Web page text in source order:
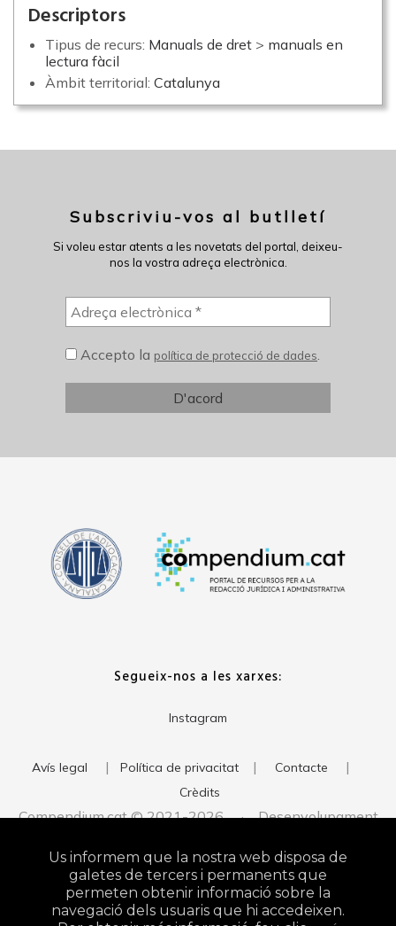
Descriptors
Tipus de recurs: Manuals de dret > manuals en
lectura fàcil
Àmbit territorial: Catalunya
Subscriviu-vos al butlletí
Si voleu estar atents a les novetats del portal, deixeu-
nos la vostra adreça electrònica.
Accepto la política de protecció de dades.
Segueix-nos a les xarxes:
Instagram
Avís legal | Política de privacitat | Contacte |
Crèdits
Compendium.cat © 2021-2026 · Desenvolupament
Studio
Us informem que la nostra web disposa de
galetes de tercers i permanents que
permeten obtenir informació sobre la
navegació dels usuaris que hi accedeixen.